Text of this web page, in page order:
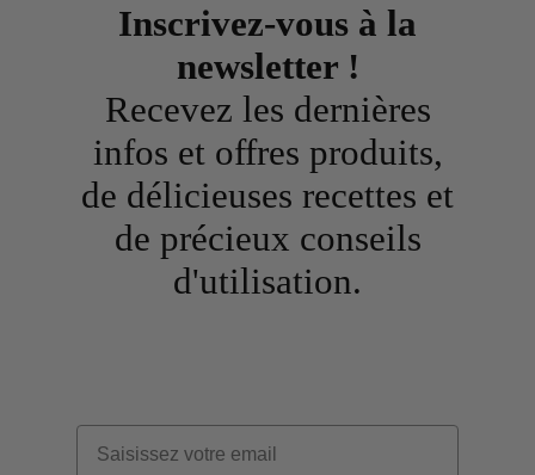
Inscrivez-vous à la
newsletter !
Recevez les dernières
infos et offres produits,
de délicieuses recettes et
de précieux conseils
d'utilisation.
Email